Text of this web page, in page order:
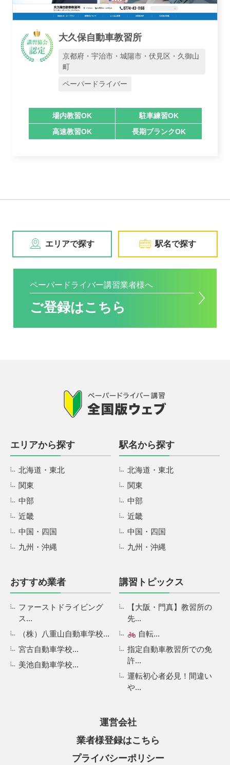
業者様登録はこちら
大久保自動車教習所
京都府・宇治市・城陽市・伏見区・久御山
町
ペーパードライバー
場内教習OK
駐車練習OK
高速教習OK
長期ブランクOK
エリアで探す 駅名で探す
ペーパードライバー講習業者様へ
ご登録はこちら
エリアから探す
北海道・東北
関東
中部
近畿
中国・四国
九州・沖縄
駅名から探す
北海道・東北
関東
中部
近畿
中国・四国
九州・沖縄
おすすめ業者
ファーストドライビング
ス...
（株）八重山自動車学校...
宮古自動車学校...
美池自動車学校...
講習トピックス
【大阪・門真】教習所の
先...
自転...
指定自動車教習所での免
許...
運転初心者必見！間違い
や...
運営会社
業者様登録はこちら
プライバシーポリシー